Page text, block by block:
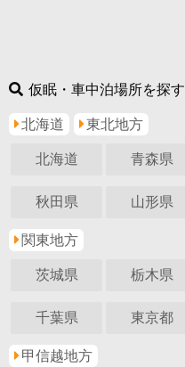
仮眠・車中泊場所を探す
北海道 東北地方
北海道 青森県
秋田県 山形県
関東地方
茨城県 栃木県
千葉県 東京都
甲信越地方